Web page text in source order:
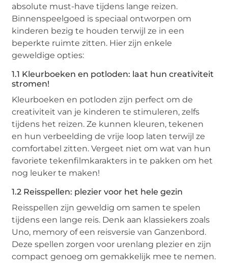
absolute must-have tijdens lange reizen.
Binnenspeelgoed is speciaal ontworpen om
kinderen bezig te houden terwijl ze in een
beperkte ruimte zitten. Hier zijn enkele
geweldige opties:
1.1 Kleurboeken en potloden: laat hun creativiteit
stromen!
Kleurboeken en potloden zijn perfect om de
creativiteit van je kinderen te stimuleren, zelfs
tijdens het reizen. Ze kunnen kleuren, tekenen
en hun verbeelding de vrije loop laten terwijl ze
comfortabel zitten. Vergeet niet om wat van hun
favoriete tekenfilmkarakters in te pakken om het
nog leuker te maken!
1.2 Reisspellen: plezier voor het hele gezin
Reisspellen zijn geweldig om samen te spelen
tijdens een lange reis. Denk aan klassiekers zoals
Uno, memory of een reisversie van Ganzenbord.
Deze spellen zorgen voor urenlang plezier en zijn
compact genoeg om gemakkelijk mee te nemen.